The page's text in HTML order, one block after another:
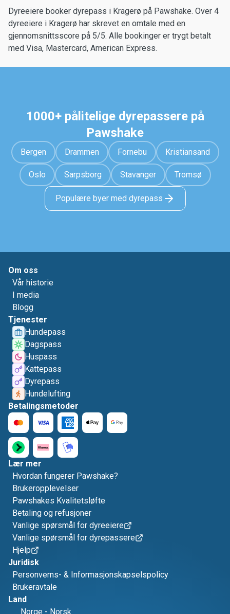
Dyreeiere booker dyrepass i Kragerø på Pawshake. Over 4
dyreeiere i Kragerø har skrevet en omtale med en
gjennomsnittsscore på 5/5. Alle bookinger er trygt betalt
med Visa, Mastercard, American Express.
1000+ pålitelige dyrepassere på
Pawshake
Bergen Drammen Fornebu Kristiansand
Oslo Sarpsborg Stavanger Tromsø
Populære byer med dyrepass
Om oss
Vår historie
I media
Blogg
Tjenester
Hundepass
Dagspass
Huspass
Kattepass
Dyrepass
Hundelufting
Betalingsmetoder
Lær mer
Hvordan fungerer Pawshake?
Brukeropplevelser
Pawshakes Kvalitetsløfte
Betaling og refusjoner
Vanlige spørsmål for dyreeiere
Vanlige spørsmål for dyrepassere
Hjelp
Juridisk
Personverns- & Informasjonskapselspolicy
Brukeravtale
Land
Norge - Norsk